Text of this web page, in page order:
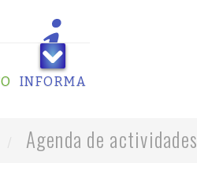
INFORMA
Agenda de actividades